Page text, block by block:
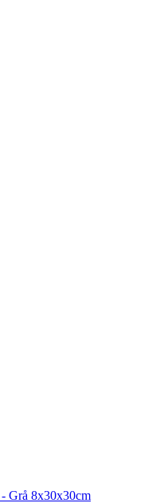
Grå 8x30x30cm